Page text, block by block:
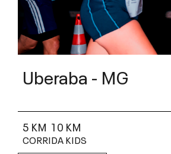
Uberaba - MG
5 KM 10 KM
CORRIDA KIDS